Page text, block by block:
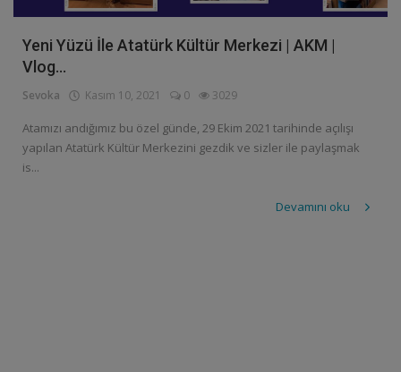
Giriş yapmak
Kayıt olmak
Yeni Yüzü İle Atatürk Kültür Merkezi | AKM |
Vlog...
Sevoka Kasım 10, 2021 0 3029
Atamızı andığımız bu özel günde, 29 Ekim 2021 tarihinde açılışı
yapılan Atatürk Kültür Merkezini gezdik ve sizler ile paylaşmak
is...
Devamını oku